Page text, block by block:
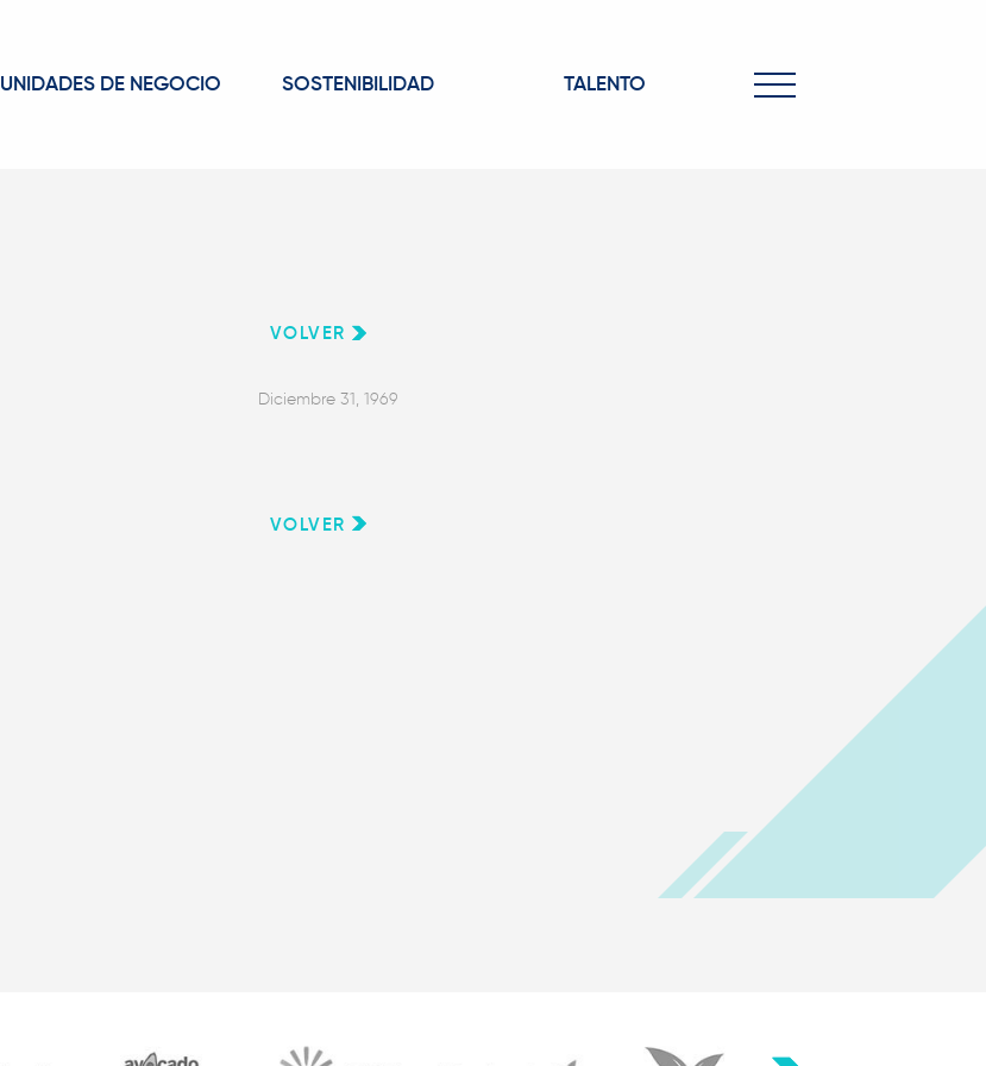
UNIDADES DE NEGOCIO SOSTENIBILIDAD TALENTO
VOLVER
Diciembre 31, 1969
VOLVER